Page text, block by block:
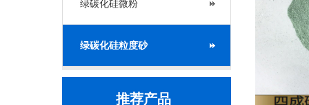
绿碳化硅微粉
绿碳化硅粒度砂
推荐产品